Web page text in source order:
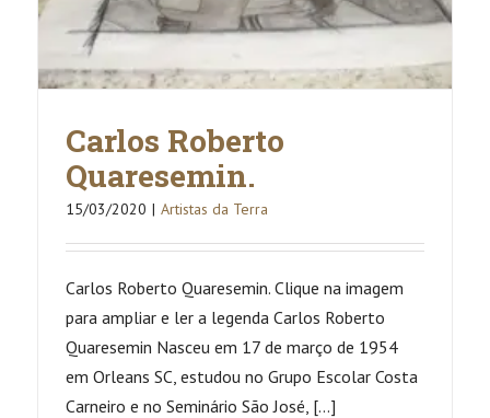
Carlos Roberto
Quaresemin.
15/03/2020 | Artistas da Terra
Carlos Roberto Quaresemin. Clique na imagem
para ampliar e ler a legenda Carlos Roberto
Quaresemin Nasceu em 17 de março de 1954
em Orleans SC, estudou no Grupo Escolar Costa
Carneiro e no Seminário São José, [...]